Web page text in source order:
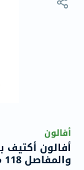
أفالون
أفالون أكتيف
والمفاصل 118 مل